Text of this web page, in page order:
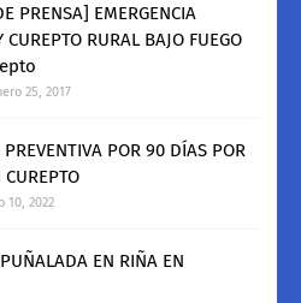
PRENSA] EMERGENCIA
CUREPTO RURAL BAJO FUEGO
25, 2017
POR 90 DÍAS POR
10, 2022
EN RIÑA EN